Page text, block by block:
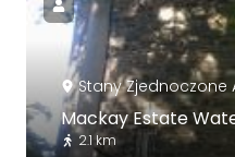
Stany Zjednoczone
Mackay Estate
2.1 km